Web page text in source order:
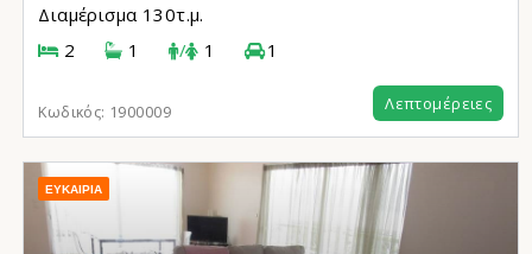
Διαμέρισμα 130τ.μ.
2
1 / 1 1
Κωδικός: 1900009 Λεπτομέρειες
ΕΥΚΑΙΡΊΑ